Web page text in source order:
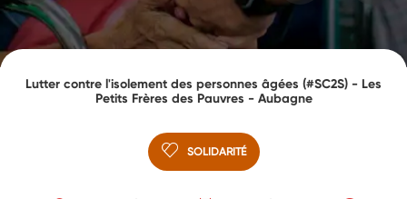
Lutter contre l'isolement des personnes âgées (#SC2S) - Les
Petits Frères des Pauvres - Aubagne
SOLIDARITÉ